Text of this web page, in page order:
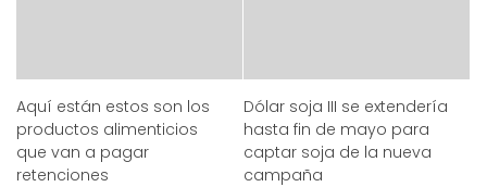
Aquí están estos son los
productos alimenticios
que van a pagar
retenciones
Dólar soja III se extendería
hasta fin de mayo para
captar soja de la nueva
campaña